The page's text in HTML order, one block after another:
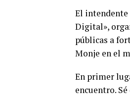
El intendente
Digital»,
públicas a
Monje en el
En primer
encuentro.